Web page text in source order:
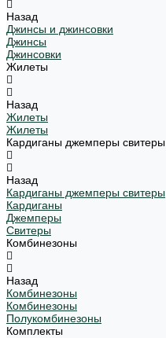
Назад
Джинсы и джинсовки
Джинсы
Джинсовки
Жилеты
Назад
Жилеты
Жилеты
Кардиганы джемперы свитеры
Назад
Кардиганы джемперы свитеры
Кардиганы
Джемперы
Свитеры
Комбинезоны
Назад
Комбинезоны
Комбинезоны
Полукомбинезоны
Комплекты